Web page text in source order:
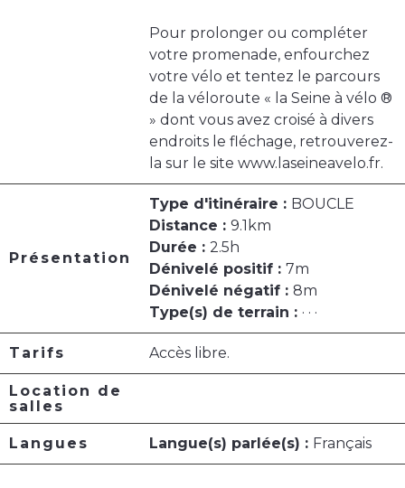
Pour prolonger ou compléter
votre promenade, enfourchez
votre vélo et tentez le parcours
de la véloroute « la Seine à vélo ®
» dont vous avez croisé à divers
endroits le fléchage, retrouverez-
la sur le site www.laseineavelo.fr.
Présentation
Type d'itinéraire : BOUCLE
Distance : 9.1km
Durée : 2.5h
Dénivelé positif : 7m
Dénivelé négatif : 8m
Type(s) de terrain : · · ·
Tarifs Accès libre.
Location de
salles
Langues Langue(s) parlée(s) : Français